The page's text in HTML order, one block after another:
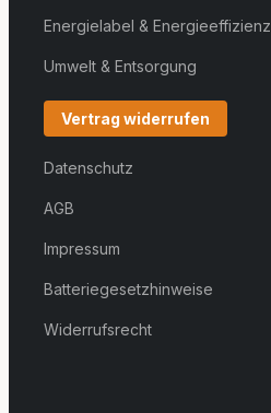
Energielabel & Energieeffizienz
Umwelt & Entsorgung
Vertrag widerrufen
Datenschutz
AGB
Impressum
Batteriegesetzhinweise
Widerrufsrecht